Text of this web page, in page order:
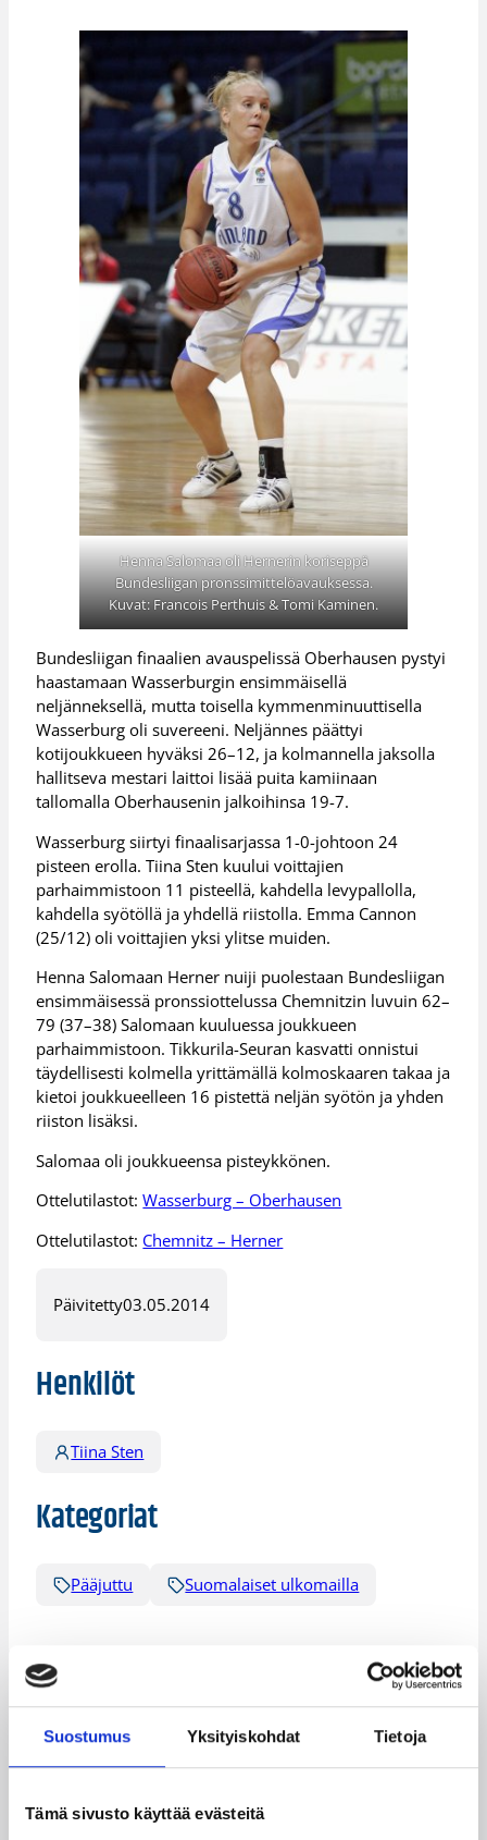
Suostumus Yksityiskohdat Tietoja
Tämä sivusto käyttää evästeitä
Henna Salomaa oli Hernerin koriseppä
Bundesliigan pronssimittelöavauksessa.
Kuvat: Francois Perthuis & Tomi Kaminen.
Bundesliigan finaalien avauspelissä Oberhausen pystyi
haastamaan Wasserburgin ensimmäisellä
neljänneksellä, mutta toisella kymmenminuuttisella
Wasserburg oli suvereeni. Neljännes päättyi
kotijoukkueen hyväksi 26–12, ja kolmannella jaksolla
hallitseva mestari laittoi lisää puita kamiinaan
tallomalla Oberhausenin jalkoihinsa 19-7.
Wasserburg siirtyi finaalisarjassa 1-0-johtoon 24
pisteen erolla. Tiina Sten kuului voittajien
parhaimmistoon 11 pisteellä, kahdella levypallolla,
kahdella syötöllä ja yhdellä riistolla. Emma Cannon
(25/12) oli voittajien yksi ylitse muiden.
Henna Salomaan Herner nuiji puolestaan Bundesliigan
ensimmäisessä pronssiottelussa Chemnitzin luvuin 62–
79 (37–38) Salomaan kuuluessa joukkueen
parhaimmistoon. Tikkurila-Seuran kasvatti onnistui
täydellisesti kolmella yrittämällä kolmoskaaren takaa ja
kietoi joukkueelleen 16 pistettä neljän syötön ja yhden
riiston lisäksi.
Salomaa oli joukkueensa pisteykkönen.
Ottelutilastot:Wasserburg – Oberhausen
Ottelutilastot: Chemnitz – Herner
Päivitetty03.05.2014
Henkilöt
Tiina Sten
Kategoriat
Pääjuttu Suomalaiset ulkomailla
Katso myös